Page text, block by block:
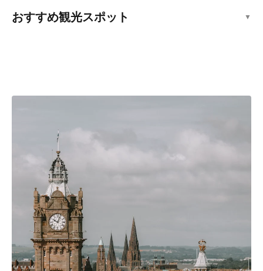
おすすめ観光スポット ▼
Edinburgh Castle
観光スポット
エディンバラ新市街